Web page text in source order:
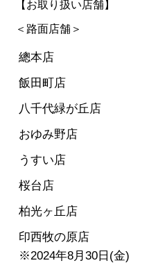
【お取り扱い店舗】
＜路面店舗＞
總本店
飯田町店
八千代緑が丘店
おゆみ野店
うすい店
桜台店
柏光ヶ丘店
印西牧の原店
※2024年8月30日(金)